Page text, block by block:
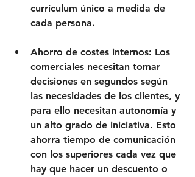
currículum único a medida de
cada persona.
Ahorro de costes internos: Los
comerciales necesitan tomar
decisiones en segundos según
las necesidades de los clientes, y
para ello necesitan autonomía y
un alto grado de iniciativa. Esto
ahorra tiempo de comunicación
con los superiores cada vez que
hay que hacer un descuento o